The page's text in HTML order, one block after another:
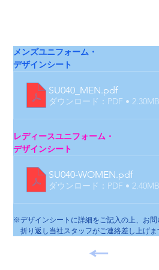
メンズユニフォーム・
デザインシート
SU040_MEN.pdf
ダウンロード：PDF • 2.30MB
レディースユニフォーム・
デザインシート
SU040-WOMEN.pdf
ダウンロード：PDF • 2.40MB
※デザインシートに詳細をご記入の上、お問
折り返し当社スタッフがご連絡差し上げま
←